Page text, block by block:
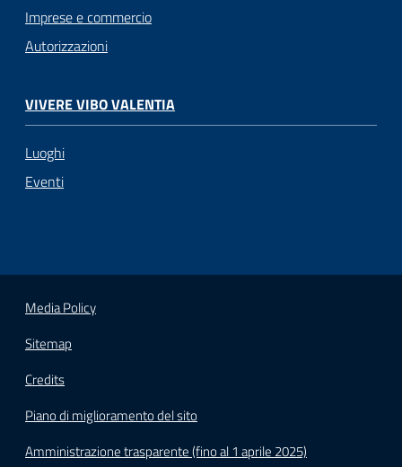
Imprese e commercio
Autorizzazioni
VIVERE VIBO VALENTIA
Luoghi
Eventi
Media Policy
Sitemap
Credits
Piano di miglioramento del sito
Amministrazione trasparente (fino al 1 aprile 2025)